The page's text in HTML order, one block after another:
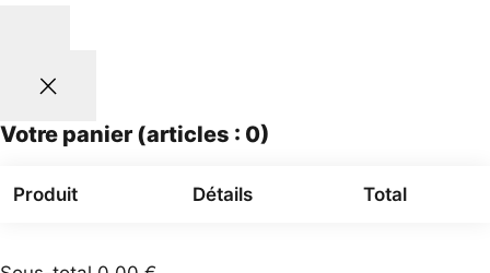
Votre panier (articles : 0)
dans
Produit Détails Total